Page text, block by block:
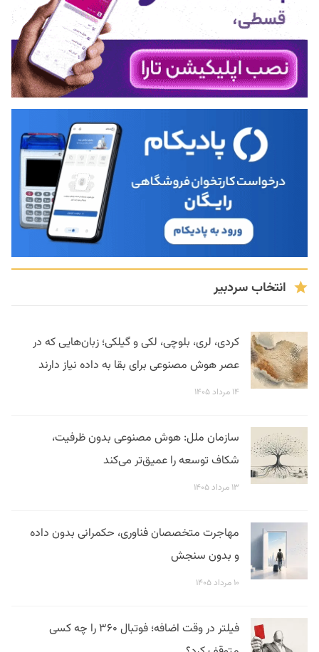
انتخاب سردبیر
کردی، لری، بلوچی، لکی و گیلکی؛ زبان‌هایی که در
عصر هوش مصنوعی برای بقا به داده نیاز دارند
۱۴ مرداد ۱۴۰۵
سازمان ملل: هوش مصنوعی بدون ظرفیت،
شکاف توسعه را عمیق‌تر می‌کند
۱۳ مرداد ۱۴۰۵
مهاجرت متخصصان فناوری، حکمرانی بدون داده
و بدون سنجش
۱۰ مرداد ۱۴۰۵
فیلتر در وقت اضافه؛ فوتبال ۳۶۰ را چه کسی